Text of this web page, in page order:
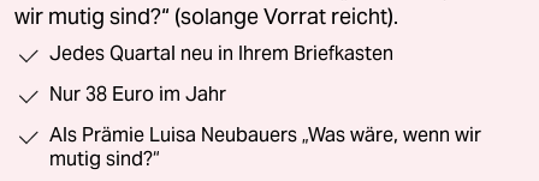
wir mutig sind?“ (solange Vorrat reicht).
Jedes Quartal neu in Ihrem Briefkasten
Nur 38 Euro im Jahr
Als Prämie Luisa Neubauers „Was wäre, wenn wir
mutig sind?“